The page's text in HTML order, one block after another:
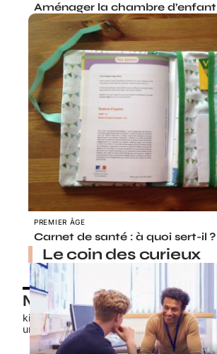
Aménager la chambre d’enfant
PREMIER ÂGE
Carnet de santé : à quoi sert-il ?
Le coin des curieux
Nos petits chouchous
kids-promo.fr
unbrindefil.fr